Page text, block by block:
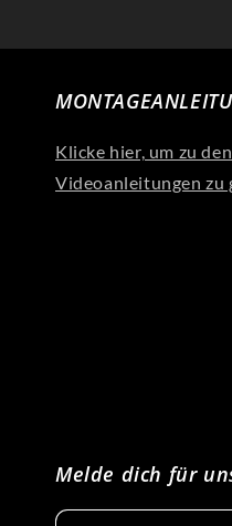
Klicke hier, um zu den
Videoanleitungen zu
Melde dich für